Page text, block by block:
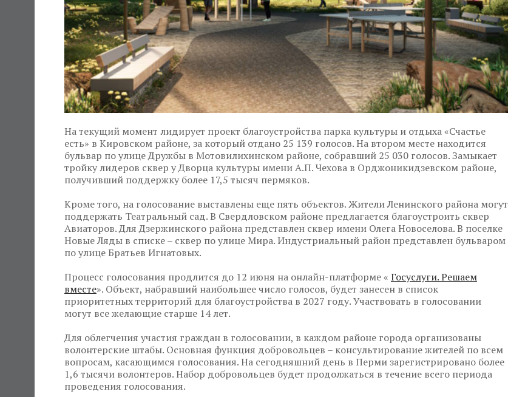
На текущий момент лидирует проект благоустройства парка культуры и отдыха «Счастье
есть» в Кировском районе, за который отдано 25 139 голосов. На втором месте находится
бульвар по улице Дружбы в Мотовилихинском районе, собравший 25 030 голосов. Замыкает
тройку лидеров сквер у Дворца культуры имени А.П. Чехова в Орджоникидзевском районе,
получивший поддержку более 17,5 тысяч пермяков.
Кроме того, на голосование выставлены еще пять объектов. Жители Ленинского района могут
поддержать Театральный сад. В Свердловском районе предлагается благоустроить сквер
Авиаторов. Для Дзержинского района представлен сквер имени Олега Новоселова. В поселке
Новые Ляды в списке – сквер по улице Мира. Индустриальный район представлен бульваром
по улице Братьев Игнатовых.
Процесс голосования продлится до 12 июня на онлайн-платформе « Госуслуги. Решаем
вместе». Объект, набравший наибольшее число голосов, будет занесен в список
приоритетных территорий для благоустройства в 2027 году. Участвовать в голосовании
могут все желающие старше 14 лет.
Для облегчения участия граждан в голосовании, в каждом районе города организованы
волонтерские штабы. Основная функция добровольцев – консультирование жителей по всем
вопросам, касающимся голосования. На сегодняшний день в Перми зарегистрировано более
1,6 тысячи волонтеров. Набор добровольцев будет продолжаться в течение всего периода
проведения голосования.